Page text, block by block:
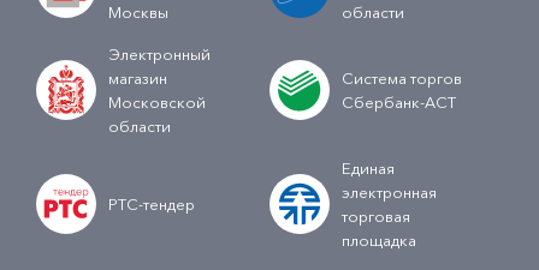
Москвы
области
Электронный
магазин
Московской
области
Система торгов
Сбербанк-АСТ
РТС-тендер
Единая
электронная
торговая
площадка